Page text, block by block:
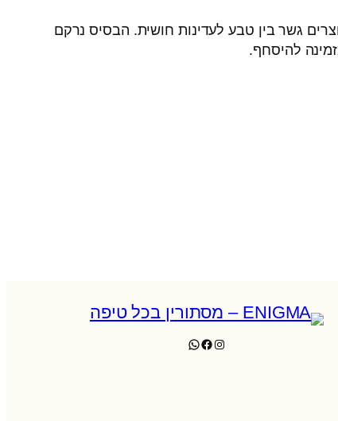
גשר בין טבע לעדינות חושית. הבסיס נרקם
להיסחף.
Instagram
Facebook
WhatsApp